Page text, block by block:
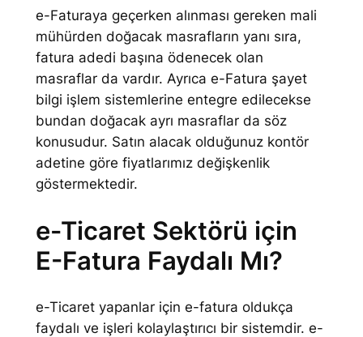
e-Faturaya geçerken alınması gereken mali
mühürden doğacak masrafların yanı sıra,
fatura adedi başına ödenecek olan
masraflar da vardır. Ayrıca e-Fatura şayet
bilgi işlem sistemlerine entegre edilecekse
bundan doğacak ayrı masraflar da söz
konusudur. Satın alacak olduğunuz kontör
adetine göre fiyatlarımız değişkenlik
göstermektedir.
e-Ticaret Sektörü için
E-Fatura Faydalı Mı?
e-Ticaret yapanlar için e-fatura oldukça
faydalı ve işleri kolaylaştırıcı bir sistemdir. e-